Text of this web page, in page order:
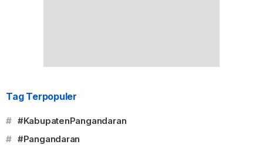
Tag Terpopuler
# #KabupatenPangandaran
# #Pangandaran